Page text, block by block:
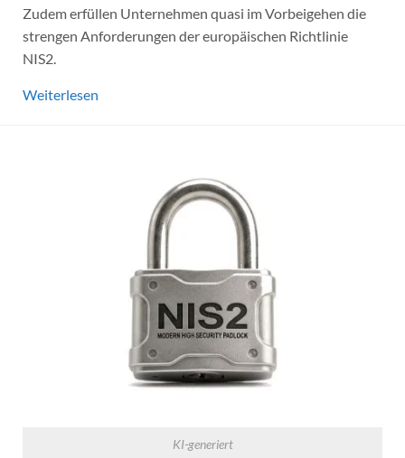
Zudem erfüllen Unternehmen quasi im Vorbeigehen die
strengen Anforderungen der europäischen Richtlinie
NIS2.
Weiterlesen
KI-generiert